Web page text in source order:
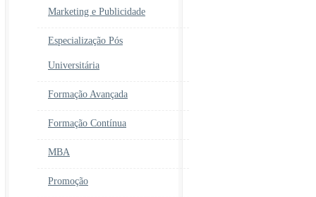
Marketing e Publicidade
Especialização Pós
Universitária
Formação Avançada
Formação Contínua
MBA
Promoção